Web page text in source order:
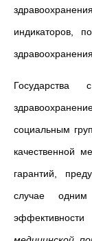
индикаторов,
Государства
социальным
качественной
гарантий,
случае